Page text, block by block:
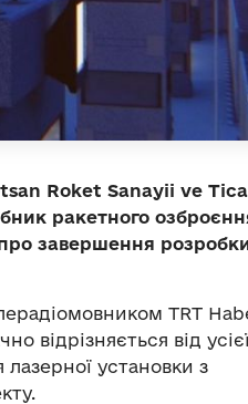
Roket Sanayii ve
ракетного
завершення
TRT
відрізняється від
установки з